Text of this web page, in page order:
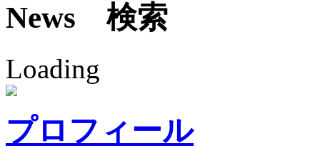
News 検索
Loading
プロフィール